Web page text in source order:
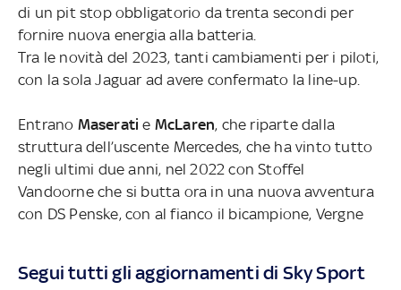
di un pit stop obbligatorio da trenta secondi per
fornire nuova energia alla batteria.
Tra le novità del 2023, tanti cambiamenti per i piloti,
con la sola Jaguar ad avere confermato la line-up.
Entrano Maseratie McLaren, che riparte dalla
struttura dell’uscente Mercedes, che ha vinto tutto
negli ultimi due anni, nel 2022 con Stoffel
Vandoorne che si butta ora in una nuova avventura
con DS Penske, con al fianco il bicampione, Vergne
Segui tutti gli aggiornamenti di Sky Sport